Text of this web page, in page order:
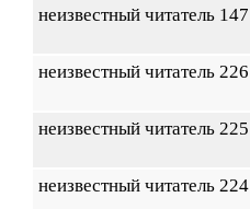
неизвестный читатель 147
неизвестный читатель 226
неизвестный читатель 225
неизвестный читатель 224